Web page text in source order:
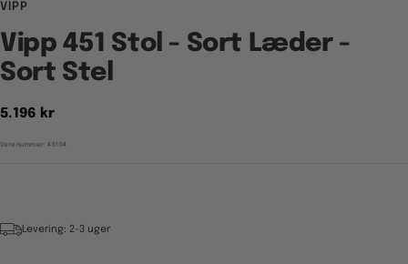
VIPP
Vipp 451 Stol - Sort Læder -
Sort Stel
Tilbudspris
5.196 kr
Varenummer:45104
Levering: 2-3 uger